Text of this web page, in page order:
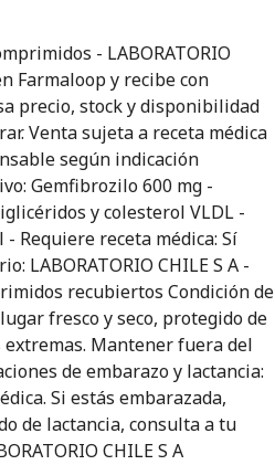
- LABORATORIO
Farmaloop y recibe con
precio, stock y disponibilidad
Venta sujeta a receta médica
según indicación
Gemfibrozilo 600 mg -
y colesterol VLDL -
Requiere receta médica: Sí
LABORATORIO CHILE S A -
recubiertos Condición de
fresco y seco, protegido de
Mantener fuera del
de embarazo y lactancia:
Si estás embarazada,
de lactancia, consulta a tu
CHILE S A